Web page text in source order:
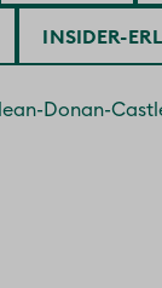
INSIDER-